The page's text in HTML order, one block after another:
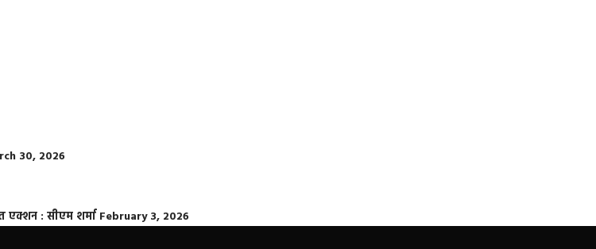
30, 2026
एक्शन : सीएम शर्मा February 3, 2026